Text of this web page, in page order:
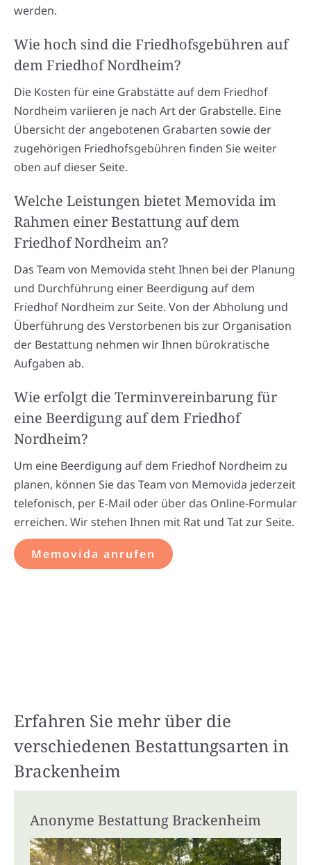
werden.
Wie hoch sind die Friedhofsgebühren auf
dem Friedhof Nordheim?
Die Kosten für eine Grabstätte auf dem Friedhof
Nordheim variieren je nach Art der Grabstelle. Eine
Übersicht der angebotenen Grabarten sowie der
zugehörigen Friedhofsgebühren finden Sie weiter
oben auf dieser Seite.
Welche Leistungen bietet Memovida im
Rahmen einer Bestattung auf dem
Friedhof Nordheim an?
Das Team von Memovida steht Ihnen bei der Planung
und Durchführung einer Beerdigung auf dem
Friedhof Nordheim zur Seite. Von der Abholung und
Überführung des Verstorbenen bis zur Organisation
der Bestattung nehmen wir Ihnen bürokratische
Aufgaben ab.
Wie erfolgt die Terminvereinbarung für
eine Beerdigung auf dem Friedhof
Nordheim?
Um eine Beerdigung auf dem Friedhof Nordheim zu
planen, können Sie das Team von Memovida jederzeit
telefonisch, per E-Mail oder über das Online-Formular
erreichen. Wir stehen Ihnen mit Rat und Tat zur Seite.
Memovida anrufen
Erfahren Sie mehr über die
verschiedenen Bestattungsarten in
Brackenheim
Anonyme Bestattung Brackenheim